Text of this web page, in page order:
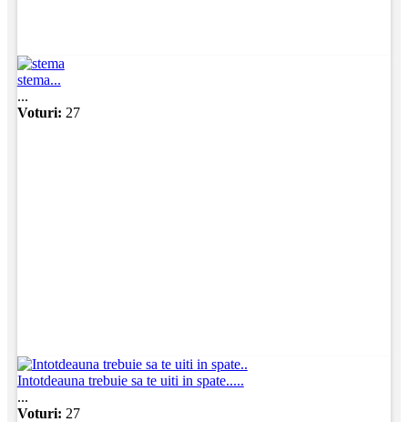
stema...
...
Voturi: 27
Intotdeauna trebuie sa te uiti in spate.....
...
Voturi: 27